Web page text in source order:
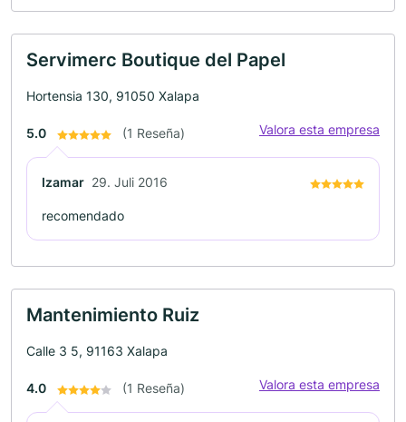
Servimerc Boutique del Papel
Hortensia 130, 91050 Xalapa
5.0 (1 Reseña) Valora esta empresa
Izamar 29. Juli 2016
recomendado
Mantenimiento Ruiz
Calle 3 5, 91163 Xalapa
4.0 (1 Reseña) Valora esta empresa